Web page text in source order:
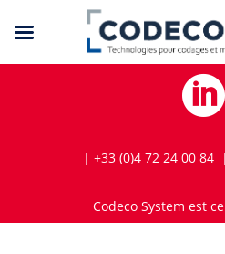

| +33 (0)4 72 24 00
Codeco System est